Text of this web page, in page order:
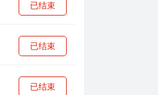
已结束
已结束
已结束